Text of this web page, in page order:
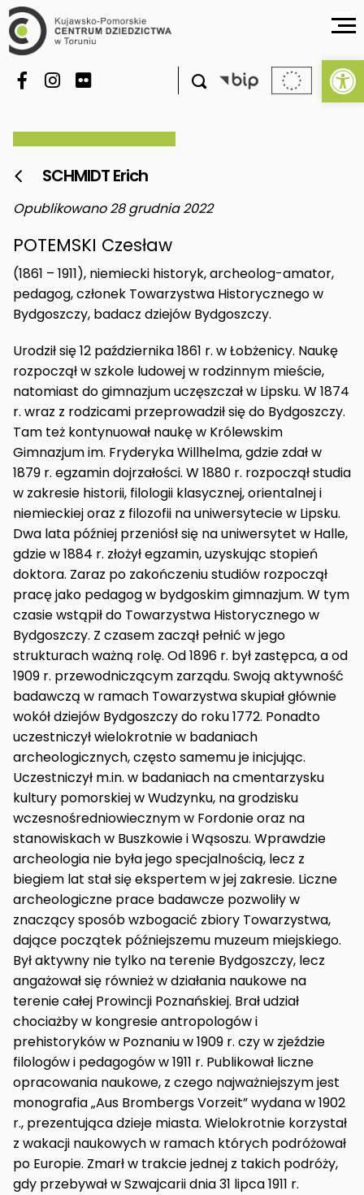

 SCHMIDT Erich
Opublikowano 28 grudnia 2022
POTEMSKI Czesław
(1861 – 1911), niemiecki historyk, archeolog-amator,
pedagog, członek Towarzystwa Historycznego w
Bydgoszczy, badacz dziejów Bydgoszczy.
Urodził się 12 października 1861 r. w Łobżenicy. Naukę
rozpoczął w szkole ludowej w rodzinnym mieście,
natomiast do gimnazjum uczęszczał w Lipsku. W 1874
r. wraz z rodzicami przeprowadził się do Bydgoszczy.
Tam też kontynuował naukę w Królewskim
Gimnazjum im. Fryderyka Willhelma, gdzie zdał w
1879 r. egzamin dojrzałości. W 1880 r. rozpoczął studia
w zakresie historii, filologii klasycznej, orientalnej i
niemieckiej oraz z filozofii na uniwersytecie w Lipsku.
Dwa lata później przeniósł się na uniwersytet w Halle,
gdzie w 1884 r. złożył egzamin, uzyskując stopień
doktora. Zaraz po zakończeniu studiów rozpoczął
pracę jako pedagog w bydgoskim gimnazjum. W tym
czasie wstąpił do Towarzystwa Historycznego w
Bydgoszczy. Z czasem zaczął pełnić w jego
strukturach ważną rolę. Od 1896 r. był zastępca, a od
1909 r. przewodniczącym zarządu. Swoją aktywność
badawczą w ramach Towarzystwa skupiał głównie
wokół dziejów Bydgoszczy do roku 1772. Ponadto
uczestniczył wielokrotnie w badaniach
archeologicznych, często samemu je inicjując.
Uczestniczył m.in. w badaniach na cmentarzysku
kultury pomorskiej w Wudzynku, na grodzisku
wczesnośredniowiecznym w Fordonie oraz na
stanowiskach w Buszkowie i Wąsoszu. Wprawdzie
archeologia nie była jego specjalnością, lecz z
biegiem lat stał się ekspertem w jej zakresie. Liczne
archeologiczne prace badawcze pozwoliły w
znaczący sposób wzbogacić zbiory Towarzystwa,
dające początek późniejszemu muzeum miejskiego.
Był aktywny nie tylko na terenie Bydgoszczy, lecz
angażował się również w działania naukowe na
terenie całej Prowincji Poznańskiej. Brał udział
chociażby w kongresie antropologów i
prehistoryków w Poznaniu w 1909 r. czy w zjeździe
filologów i pedagogów w 1911 r. Publikował liczne
opracowania naukowe, z czego najważniejszym jest
monografia „Aus Brombergs Vorzeit” wydana w 1902
r., prezentująca dzieje miasta. Wielokrotnie korzystał
z wakacji naukowych w ramach których podróżował
po Europie. Zmarł w trakcie jednej z takich podróży,
gdy przebywał w Szwajcarii dnia 31 lipca 1911 r.